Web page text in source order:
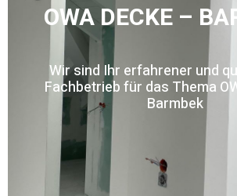
OWA DECKE –
Wir sind Ihr erfahrener und
Fachbetrieb für das Thema
Barmbek